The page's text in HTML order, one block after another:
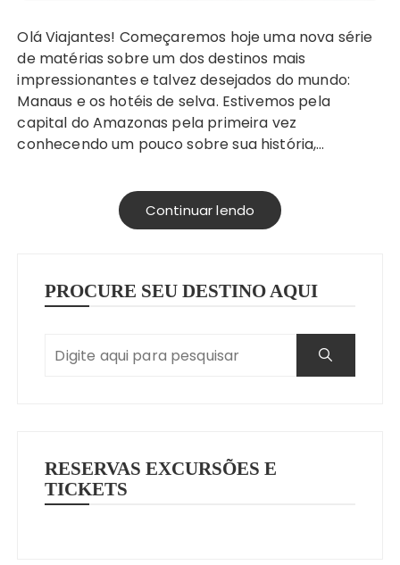
Olá Viajantes! Começaremos hoje uma nova série
de matérias sobre um dos destinos mais
impressionantes e talvez desejados do mundo:
Manaus e os hotéis de selva. Estivemos pela
capital do Amazonas pela primeira vez
conhecendo um pouco sobre sua história,…
Continuar lendo
PROCURE SEU DESTINO AQUI
RESERVAS EXCURSÕES E
TICKETS